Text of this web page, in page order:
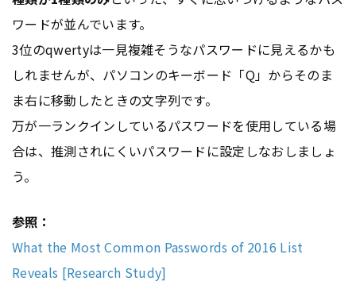
ワードが並んでいます。
3位のqwertyは一見複雑そうなパスワードに見えるかも
しれませんが、パソコンのキーボード「Q」からそのま
ま右に移動したときの文字列です。
万が一ランクインしているパスワードを使用している場
合は、推測されにくいパスワードに設定しなおしましょ
う。
参照：
What the Most Common Passwords of 2016 List
Reveals [Research Study]